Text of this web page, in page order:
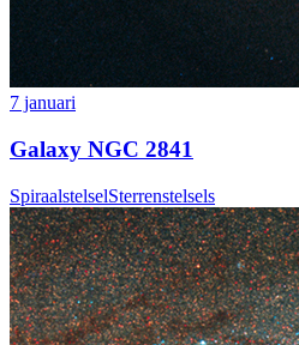
7 januari
Galaxy NGC 2841
SpiraalstelselSterrenstelsels